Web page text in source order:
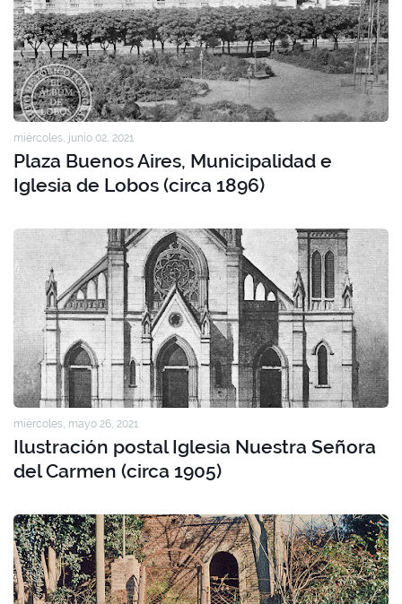
miércoles, junio 02, 2021
Plaza Buenos Aires, Municipalidad e
Iglesia de Lobos (circa 1896)
miércoles, mayo 26, 2021
Ilustración postal Iglesia Nuestra Señora
del Carmen (circa 1905)